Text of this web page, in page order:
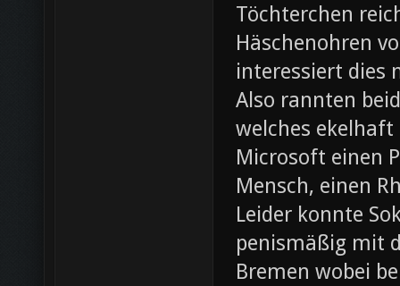
Töchterchen
Häschenohren
interessiert dies
Also rannten
welches
Microsoft einen
Mensch, einen
Leider konnte
penismäßig mit
Bremen wobei